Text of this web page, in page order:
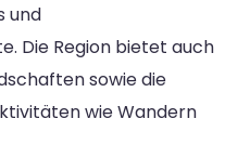
und
Die Region bietet auch
sowie die
wie Wandern